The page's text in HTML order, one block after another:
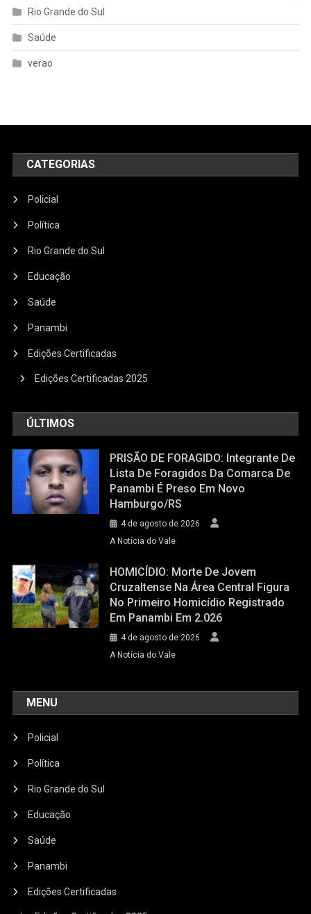
Rio Grande do Sul
Saúde
verao
CATEGORIAS
Policial
Política
Rio Grande do Sul
Educação
Saúde
Panambi
Edições Certificadas
Edições Certificadas 2025
ÚLTIMOS
PRISÃO DE FORAGIDO: Integrante De
Lista De Foragidos Da Comarca De
Panambi É Preso Em Novo
Hamburgo/RS
4 de agosto de 2026
A Notícia do Vale
HOMICÍDIO: Morte De Jovem
Cruzaltense Na Área Central Figura
No Primeiro Homicídio Registrado
Em Panambi Em 2.026
4 de agosto de 2026
A Notícia do Vale
MENU
Policial
Política
Rio Grande do Sul
Educação
Saúde
Panambi
Edições Certificadas